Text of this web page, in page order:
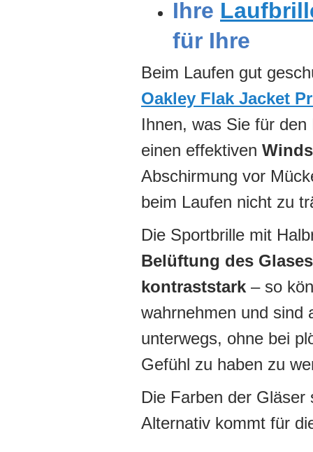
Ihre
für Ihre
Beim Laufen gut
Oakley Flak Jacket
Ihnen, was Sie für
einen effektiven
Abschirmung vor
beim Laufen nicht zu
Die Sportbrille mit
Belüftung des Glases
kontraststark – so
wahrnehmen und sind
unterwegs, ohne bei
Gefühl zu haben zu
Die Farben der
Alternativ kommt für